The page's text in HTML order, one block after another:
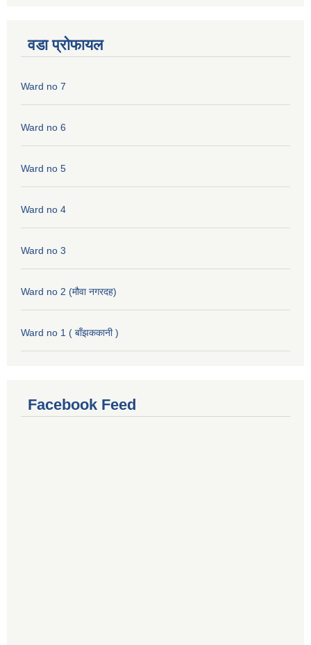
वडा प्रोफायल
Ward no 7
Ward no 6
Ward no 5
Ward no 4
Ward no 3
Ward no 2 (मौवा नगरदह)
Ward no 1 ( बाँझककानी )
Facebook Feed